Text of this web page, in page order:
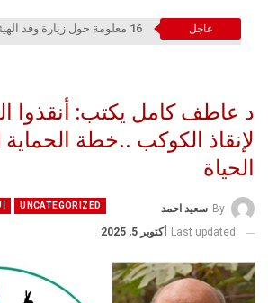
عاجل
د عاطف كامل يكتب: أنقذوا
لإنقاذ الكوكب ..خطة
الحياة
UNCATEGORIZED By سعيد احمد
Last updated
أكتوبر 5, 2025